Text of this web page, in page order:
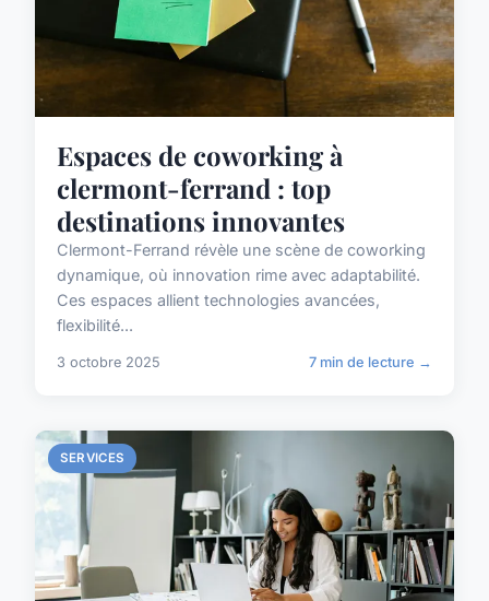
Espaces de coworking à
clermont-ferrand : top
destinations innovantes
Clermont-Ferrand révèle une scène de coworking
dynamique, où innovation rime avec adaptabilité.
Ces espaces allient technologies avancées,
flexibilité...
3 octobre 2025 7 min de lecture →
SERVICES